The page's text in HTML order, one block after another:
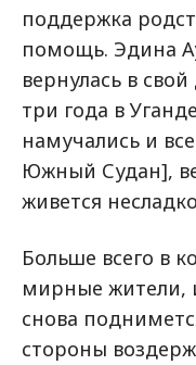
поддержка
помощь. Эдина
вернулась в
три года в
намучались и
Южный Судан],
живется
Больше всего в
мирные жители,
снова
стороны